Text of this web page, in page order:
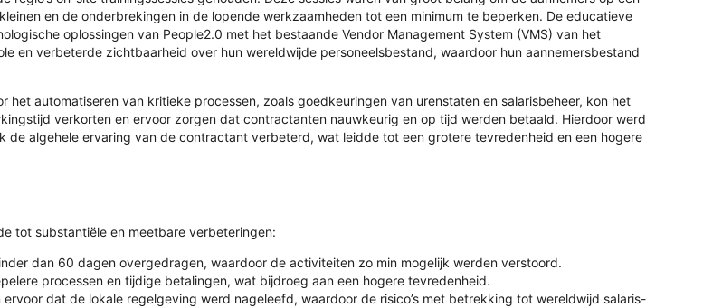
en de onderbrekingen in de lopende werkzaamheden tot een minimum te beperken. De educatieve
oplossingen van People2.0 met het bestaande Vendor Management System (VMS) van het
en verbeterde zichtbaarheid over hun wereldwijde personeelsbestand, waardoor hun aannemersbestand
het automatiseren van kritieke processen, zoals goedkeuringen van urenstaten en salarisbeheer, kon het
verkorten en ervoor zorgen dat contractanten nauwkeurig en op tijd werden betaald. Hierdoor werd
algehele ervaring van de contractant verbeterd, wat leidde tot een grotere tevredenheid en een hogere
tot substantiële en meetbare verbeteringen:
dan 60 dagen overgedragen, waardoor de activiteiten zo min mogelijk werden verstoord.
processen en tijdige betalingen, wat bijdroeg aan een hogere tevredenheid.
dat de lokale regelgeving werd nageleefd, waardoor de risico’s met betrekking tot wereldwijd salaris-